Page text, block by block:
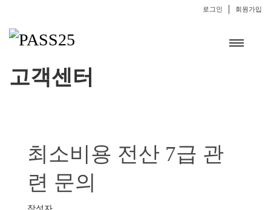
로그인 회원가입
고객센터
최소비용 전산 7급 관
련 문의